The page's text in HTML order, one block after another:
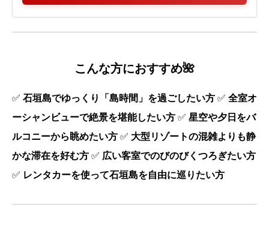
こんな方におすすめ🌺
✅ 石垣島でゆっくり「島時間」を過ごしたい方 ✅ 全室オ
ーシャンビューで絶景を堪能したい方 ✅ 星空や夕日をバ
ルコニーから眺めたい方 ✅ 大型リゾートの混雑よりも静
かな滞在を好む方 ✅ 広い客室でのびのびくつろぎたい方
✅ レンタカーを使って石垣島を自由に巡りたい方